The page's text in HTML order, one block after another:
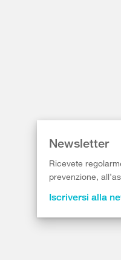
Newsletter
Ricevete
prevenzione,
Iscriversi alla